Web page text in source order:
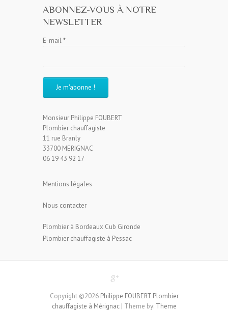
ABONNEZ-VOUS À NOTRE
NEWSLETTER
E-mail*
Monsieur Philippe FOUBERT
Plombier chauffagiste
11 rue Branly
33700 MERIGNAC
06 19 43 92 17
Mentions légales
Nous contacter
Plombier à Bordeaux Cub Gironde
Plombier chauffagiste à Pessac
Copyright ©2026 Philippe FOUBERT Plombier
chauffagiste à Mérignac| Theme by: Theme